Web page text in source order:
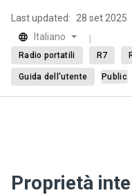
Last updated: 28 set 2025
Italiano
Radio portatili R7
Guida dell'utente Public
Proprietà